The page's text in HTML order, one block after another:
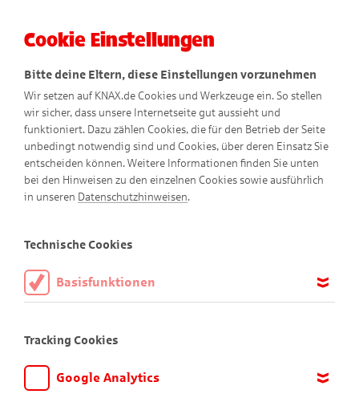
Alles nur geträumt
Cookie Einstellungen
Bitte deine Eltern, diese Einstellungen vorzunehmen
Wir setzen auf KNAX.de Cookies und Werkzeuge ein. So stellen
wir sicher, dass unsere Internetseite gut aussieht und
funktioniert. Dazu zählen Cookies, die für den Betrieb der Seite
unbedingt notwendig sind und Cookies, über deren Einsatz Sie
entscheiden können. Weitere Informationen finden Sie unten
bei den Hinweisen zu den einzelnen Cookies sowie ausführlich
in unseren Datenschutzhinweisen.
Technische Cookies
Basisfunktionen
aktiviert sein.
Tracking Cookies
Google Analytics